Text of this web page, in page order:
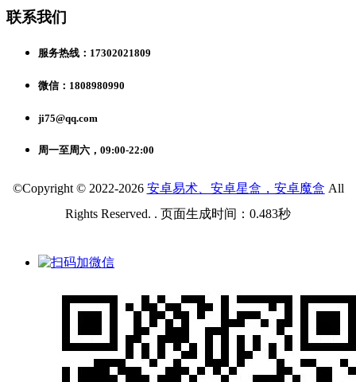
联系我们
服务热线：17302021809
微信：1808980990
ji75@qq.com
周一至周六，09:00-22:00
©Copyright © 2022-2026 安卓易术、安卓星盒，安卓魔盒 All
Rights Reserved. . 页面生成时间：0.483秒